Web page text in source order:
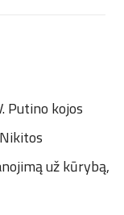
Putino kojos
už kūrybą,